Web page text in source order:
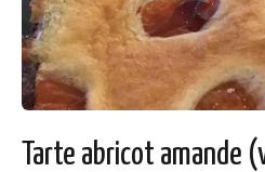
Tarte abricot amande